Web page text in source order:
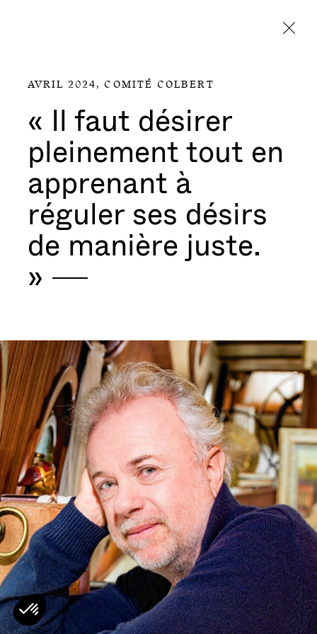
AVRIL 2024, COMITÉ COLBERT
« Il faut désirer
pleinement tout en
apprenant à
réguler ses désirs
de manière juste.
»